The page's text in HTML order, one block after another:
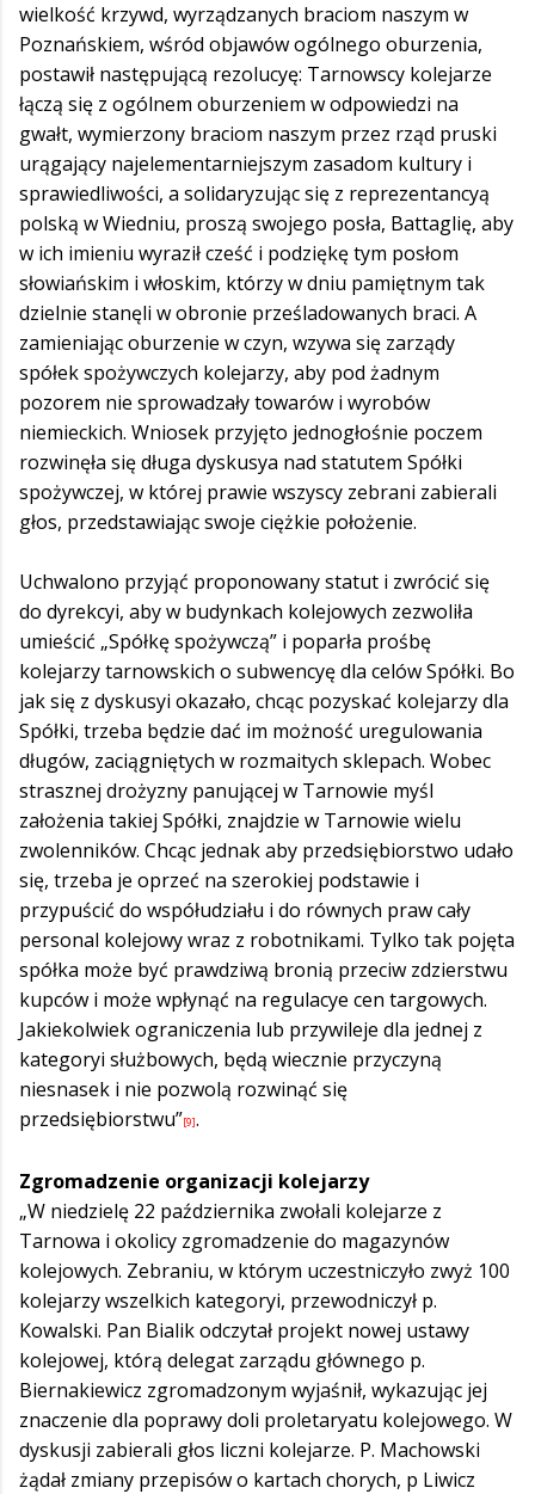
wielkość krzywd, wyrządzanych braciom naszym w
Poznańskiem, wśród objawów ogólnego oburzenia,
postawił następującą rezolucyę: Tarnowscy kolejarze
łączą się z ogólnem oburzeniem w odpowiedzi na
gwałt, wymierzony braciom naszym przez rząd pruski
urągający najelementarniejszym zasadom kultury i
sprawiedliwości, a solidaryzując się z reprezentancyą
polską w Wiedniu, proszą swojego posła, Battaglię, aby
w ich imieniu wyraził cześć i podziękę tym posłom
słowiańskim i włoskim, którzy w dniu pamiętnym tak
dzielnie stanęli w obronie prześladowanych braci. A
zamieniając oburzenie w czyn, wzywa się zarządy
spółek spożywczych kolejarzy, aby pod żadnym
pozorem nie sprowadzały towarów i wyrobów
niemieckich. Wniosek przyjęto jednogłośnie poczem
rozwinęła się długa dyskusya nad statutem Spółki
spożywczej, w której prawie wszyscy zebrani zabierali
głos, przedstawiając swoje ciężkie położenie.
Uchwalono przyjąć proponowany statut i zwrócić się
do dyrekcyi, aby w budynkach kolejowych zezwoliła
umieścić „Spółkę spożywczą” i poparła prośbę
kolejarzy tarnowskich o subwencyę dla celów Spółki. Bo
jak się z dyskusyi okazało, chcąc pozyskać kolejarzy dla
Spółki, trzeba będzie dać im możność uregulowania
długów, zaciągniętych w rozmaitych sklepach. Wobec
strasznej drożyzny panującej w Tarnowie myśl
założenia takiej Spółki, znajdzie w Tarnowie wielu
zwolenników. Chcąc jednak aby przedsiębiorstwo udało
się, trzeba je oprzeć na szerokiej podstawie i
przypuścić do współudziału i do równych praw cały
personal kolejowy wraz z robotnikami. Tylko tak pojęta
spółka może być prawdziwą bronią przeciw zdzierstwu
kupców i może wpłynąć na regulacye cen targowych.
Jakiekolwiek ograniczenia lub przywileje dla jednej z
kategoryi służbowych, będą wiecznie przyczyną
niesnasek i nie pozwolą rozwinąć się
przedsiębiorstwu”[9].
Zgromadzenie organizacji kolejarzy
„W niedzielę 22 października zwołali kolejarze z
Tarnowa i okolicy zgromadzenie do magazynów
kolejowych. Zebraniu, w którym uczestniczyło zwyż 100
kolejarzy wszelkich kategoryi, przewodniczył p.
Kowalski. Pan Bialik odczytał projekt nowej ustawy
kolejowej, którą delegat zarządu głównego p.
Biernakiewicz zgromadzonym wyjaśnił, wykazując jej
znaczenie dla poprawy doli proletaryatu kolejowego. W
dyskusji zabierali głos liczni kolejarze. P. Machowski
żądał zmiany przepisów o kartach chorych, p Liwicz